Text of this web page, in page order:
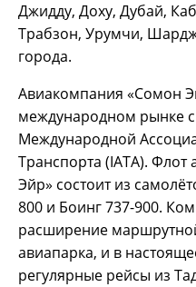
Джидду, Доху, Дубай,
Трабзон, Урумчи,
города.
Авиакомпания «Сомон
международном рынке
Международной
Транспорта (IATA).
Эйр» состоит из
800 и Боинг 737-900.
расширение
авиапарка, и в
регулярные рейсы из